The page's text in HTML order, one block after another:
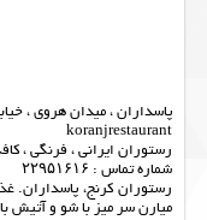
پاسداران ، میدان هروی ،
koranjrestaurant
رستوران ایرانی ، فرنگی ،
شماره تماس : ۲۲۹۵۱۶۱۶
رستوران کرنج، پاسداران.
میارن سر میز با شو و آتیش